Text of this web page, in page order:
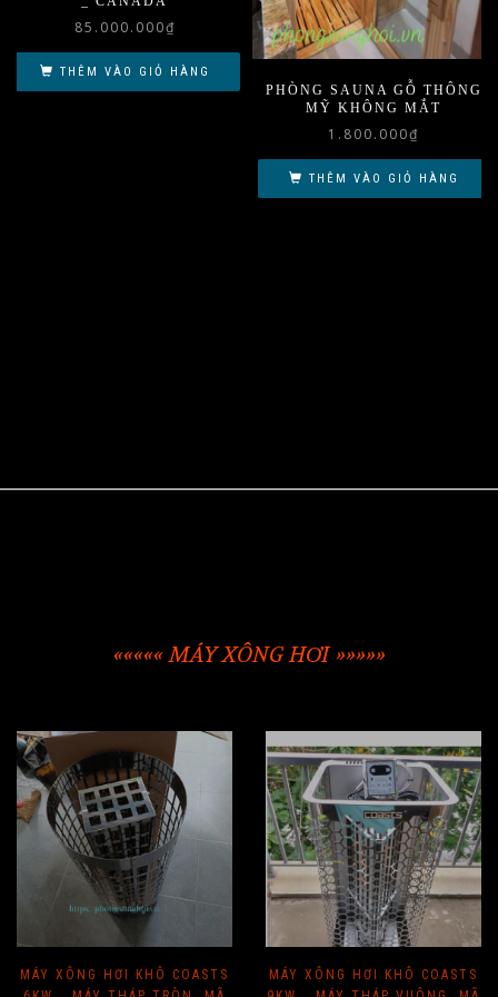
85.000.000₫
THÊM VÀO GIỎ HÀNG
PHÒNG SAUNA GỖ THÔNG
MỸ KHÔNG MẮT
1.800.000₫
THÊM VÀO GIỎ HÀNG
««««« MÁY XÔNG HƠI »»»»»
MÁY XÔNG HƠI KHÔ COASTS
MÁY XÔNG HƠI KHÔ COASTS